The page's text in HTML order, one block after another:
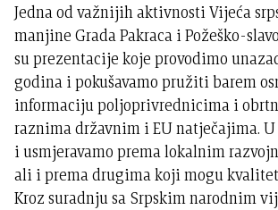
Jedna od važnijih aktivnosti Vijeća
manjine Grada Pakraca i Požeško-
su prezentacije koje provodimo
godina i pokušavamo pružiti barem
informaciju poljoprivrednicima i
raznima državnim i EU natječajima.
i usmjeravamo prema lokalnim
ali i prema drugima koji mogu
Kroz suradnju sa Srpskim narodnim